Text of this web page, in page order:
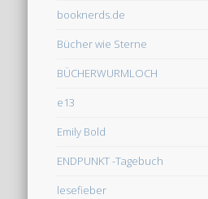
booknerds.de
Bücher wie Sterne
BÜCHERWURMLOCH
e13
Emily Bold
ENDPUNKT -Tagebuch
lesefieber